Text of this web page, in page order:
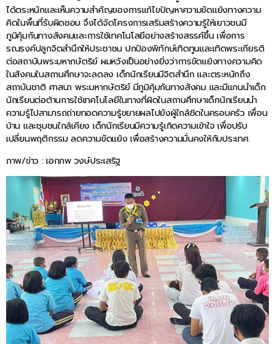
ได้ตระหนักและเห็นความสำคัญของการแก้ไขปัญหาความขัดแย้งทางความ
คิดในพื้นที่รับผิดชอบ จึงได้จัดโครงการเสริมสร้างความรู้ให้เยาวชนมี
ภูมิคุ้มกันทางสังคมและการใช้เทคโนโลยีอย่างสร้างสรรค์ขึ้น เพื่อการ
รณรงค์ปลูกจิตสำนึกให้ประชาชน ปกป้องพิทักษ์เทิดทูนและเทิดพระเกียรติ
ต่อสถาบันพระมหากษัตริย์ ผมหวังเป็นอย่างยิ่งว่าการขัดแย้งทางความคิด
ในสังคมในสถานศึกษาจะลดลง เด็กนักเรียนมีจิตสำนึก และตระหนักถึง
สถาบันชาติ ศาสนา พระมหากษัตริย์ มีภูมิคุ้มกันทางสังคม และมีแกนนำเด็ก
นักเรียนต่อต้านการใช้เทคโนโลยีในทางที่ผิดในสถานศึกษาเด็กนักเรียนนำ
ความรู้ไปสามารถถ่ายทอดความรู้ขยายผลไปยังผู้ใกล้ชิดในครอบครัว เพื่อน
บ้าน และชุมชนใกล้เคียง เด็กนักเรียนมีความรู้เกิดความเข้าใจ เพื่อปรับ
เปลี่ยนพฤติกรรม ลดความขัดแย้ง เพื่อสร้างความมั่นคงให้กับประเทศ.
ภาพ/ข่าว : เอกภพ วงษ์ประเสริฐ